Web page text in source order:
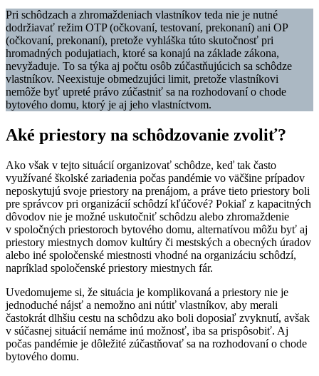
Pri schôdzach a zhromaždeniach vlastníkov teda nie je nutné
dodržiavať režim OTP (očkovaní, testovaní, prekonaní) ani OP
(očkovaní, prekonaní), pretože vyhláška túto skutočnosť pri
hromadných podujatiach, ktoré sa konajú na základe zákona,
nevyžaduje. To sa týka aj počtu osôb zúčastňujúcich sa schôdze
vlastníkov. Neexistuje obmedzujúci limit, pretože vlastníkovi
nemôže byť upreté právo zúčastniť sa na rozhodovaní o chode
bytového domu, ktorý je aj jeho vlastníctvom.
Aké priestory na schôdzovanie zvoliť?
Ako však v tejto situácií organizovať schôdze, keď tak často
využívané školské zariadenia počas pandémie vo väčšine prípadov
neposkytujú svoje priestory na prenájom, a práve tieto priestory boli
pre správcov pri organizácií schôdzí kľúčové? Pokiaľ z kapacitných
dôvodov nie je možné uskutočniť schôdzu alebo zhromaždenie
v spoločných priestoroch bytového domu, alternatívou môžu byť aj
priestory miestnych domov kultúry či mestských a obecných úradov
alebo iné spoločenské miestnosti vhodné na organizáciu schôdzí,
napríklad spoločenské priestory miestnych fár.
Uvedomujeme si, že situácia je komplikovaná a priestory nie je
jednoduché nájsť a nemožno ani nútiť vlastníkov, aby merali
častokrát dlhšiu cestu na schôdzu ako boli doposiaľ zvyknutí, avšak
v súčasnej situácií nemáme inú možnosť, iba sa prispôsobiť. Aj
počas pandémie je dôležité zúčastňovať sa na rozhodovaní o chode
bytového domu.